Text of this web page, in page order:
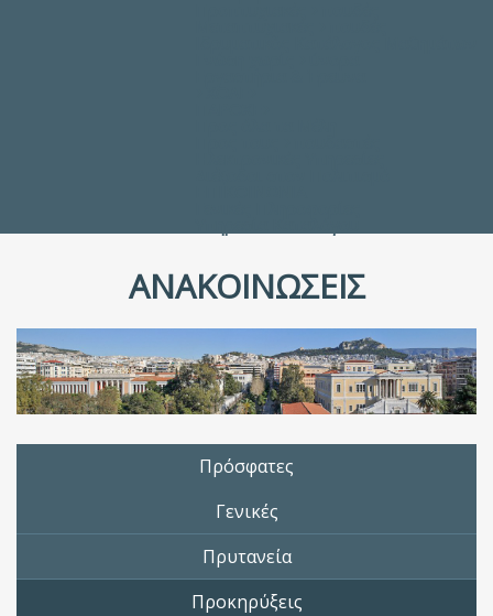
ΑΝΑΚΟΙΝΩΣΕΙΣ
Πρόσφατες
Γενικές
Πρυτανεία
Προκηρύξεις